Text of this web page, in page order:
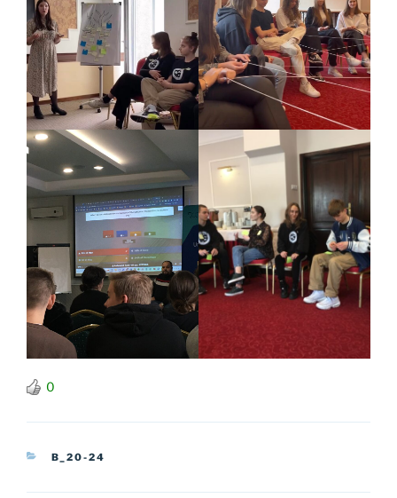
0
KATEGORIE
B_20-24